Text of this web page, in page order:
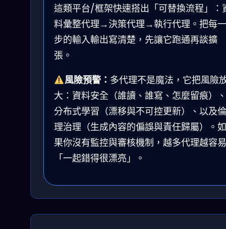
這類平台/框架快速搭出「可替換流程」：
料彙整代理→決策代理→執行代理。把每一
步的輸入輸出寫清楚，先讓它跑通再談擴
張。
風險預警： 多代理不是魔法，它把風險
大：資料安全（誰讀、誰寫、怎麼留痕）、
分布式學習（漂移與不可控更新）、以及倫
理治理（生成內容的偏誤與責任歸屬）。如
果你沒有監控與審核機制，越多代理越容易
「一起錯得很漂亮」。